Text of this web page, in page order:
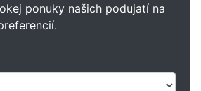
ponuky našich podujatí na